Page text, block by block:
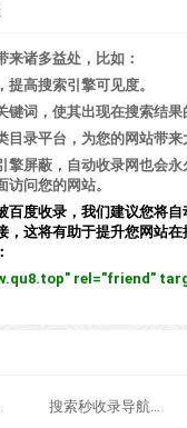
来诸多益处，比如：
高搜索引擎可见度。
键词，使其出现在搜索结果
目录平台，为您的网站带来
擎屏蔽，自动收录网也会
问您的网站。
百度收录，我们建议您将
，这将有助于提升您网站在
rel="friend"
搜索秒收录导航 - ACG萌次元丨ACG导航网丨二次元导航丨资源网导航丨福利网址导航 - SS秒收录导航网